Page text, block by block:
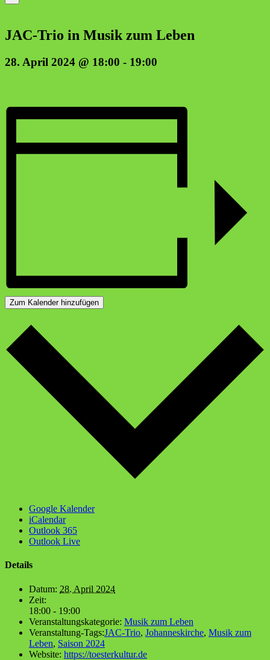
JAC-Trio in Musik zum Leben
28. April 2024 @ 18:00 - 19:00
Zum Kalender hinzufügen
Google Kalender
iCalendar
Outlook 365
Outlook Live
Details
Datum: 28. April 2024
Zeit:
18:00 - 19:00
Veranstaltungskategorie: Musik zum Leben
Veranstaltung-Tags:JAC-Trio, Johanneskirche, Musik zum
Leben, Saison 2024
Website: https://toesterkultur.de